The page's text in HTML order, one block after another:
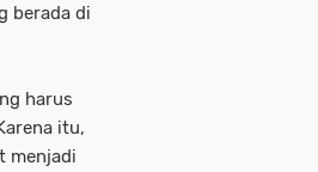
berada di
harus
itu,
menjadi